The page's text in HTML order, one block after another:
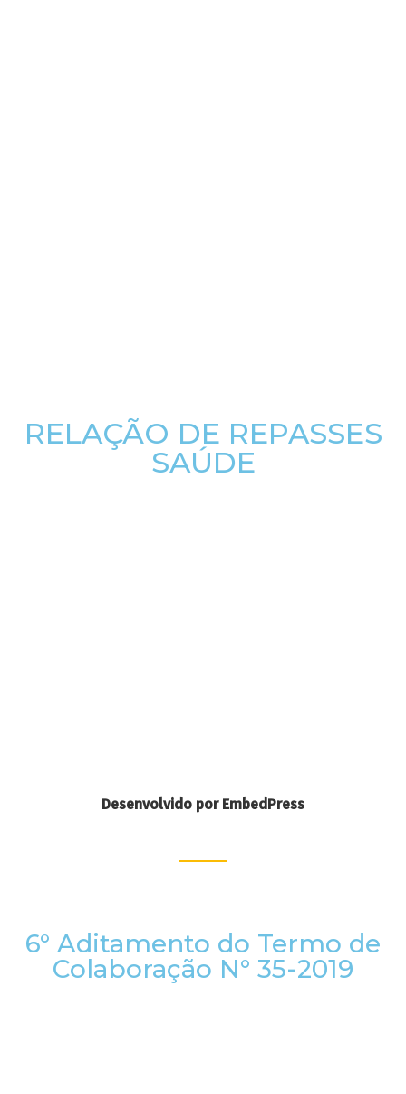
RELAÇÃO DE REPASSES
SAÚDE
Desenvolvido por EmbedPress
6° Aditamento do Termo de
Colaboração N° 35-2019